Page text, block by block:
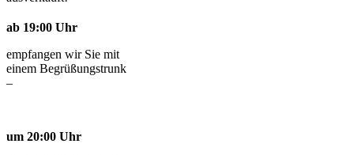
ab 19:00 Uhr
empfangen wir Sie mit
einem Begrüßungstrunk
–
um 20:00 Uhr